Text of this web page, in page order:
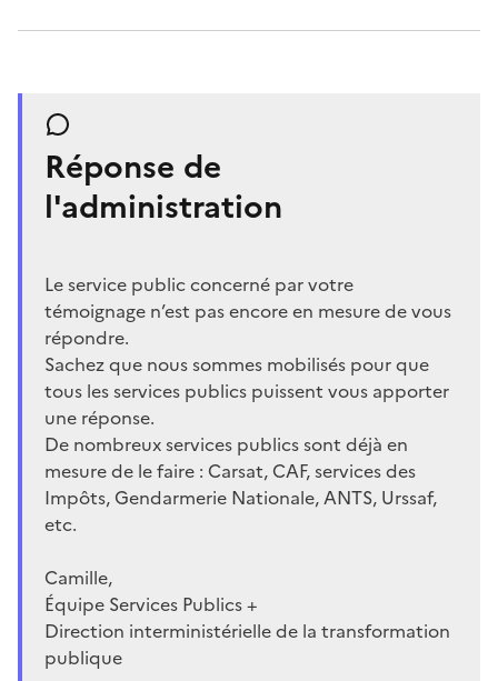
Réponse de
l'administration
Le service public concerné par votre
témoignage n’est pas encore en mesure de vous
répondre.
Sachez que nous sommes mobilisés pour que
tous les services publics puissent vous apporter
une réponse.
De nombreux services publics sont déjà en
mesure de le faire : Carsat, CAF, services des
Impôts, Gendarmerie Nationale, ANTS, Urssaf,
etc.
Camille,
Équipe Services Publics +
Direction interministérielle de la transformation
publique